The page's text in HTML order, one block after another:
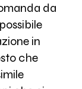
da
in
che